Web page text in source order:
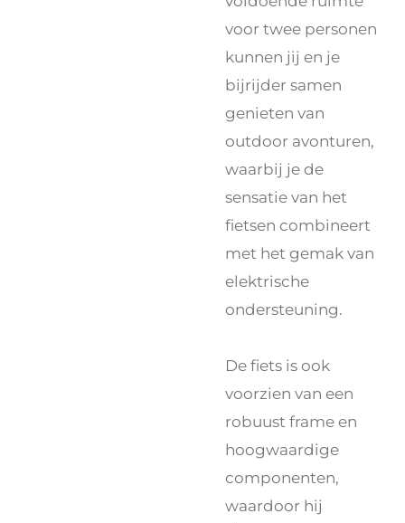
voor twee personen
kunnen jij en je
bijrijder samen
genieten van
outdoor avonturen,
waarbij je de
sensatie van het
fietsen combineert
met het gemak van
elektrische
ondersteuning.
De fiets is ook
voorzien van een
robuust frame en
hoogwaardige
componenten,
waardoor hij